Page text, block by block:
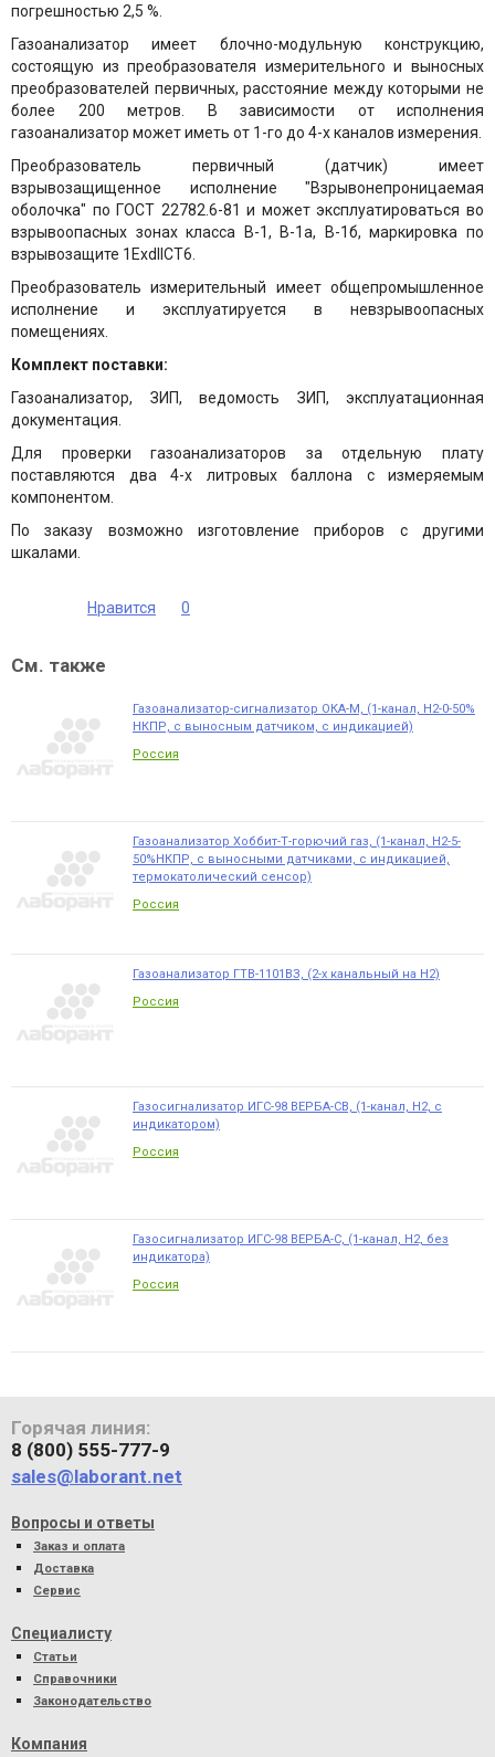
погрешностью 2,5 %.
Газоанализатор имеет блочно-модульную конструкцию,
состоящую из преобразователя измерительного и выносных
преобразователей первичных, расстояние между которыми не
более 200 метров. В зависимости от исполнения
газоанализатор может иметь от 1-го до 4-х каналов измерения.
Преобразователь первичный (датчик) имеет
взрывозащищенное исполнение "Взрывонепроницаемая
оболочка" по ГОСТ 22782.6-81 и может эксплуатироваться во
взрывоопасных зонах класса В-1, В-1а, В-1б, маркировка по
взрывозащите 1ExdIICT6.
Преобразователь измерительный имеет общепромышленное
исполнение и эксплуатируется в невзрывоопасных
помещениях.
Комплект поставки:
Газоанализатор, ЗИП, ведомость ЗИП, эксплуатационная
документация.
Для проверки газоанализаторов за отдельную плату
поставляются два 4-х литровых баллона с измеряемым
компонентом.
По заказу возможно изготовление приборов с другими
шкалами.
Нравится 0
См. также
Газоанализатор-сигнализатор ОКА-М, (1-канал, Н2-0-50%
НКПР, с выносным датчиком, с индикацией)
Россия
Газоанализатор Хоббит-Т-горючий газ, (1-канал, Н2-5-
50%НКПР, с выносными датчиками, с индикацией,
термокатолический сенсор)
Россия
Газоанализатор ГТВ-1101ВЗ, (2-х канальный на Н2)
Россия
Газосигнализатор ИГС-98 ВЕРБА-СВ, (1-канал, Н2, с
индикатором)
Россия
Газосигнализатор ИГС-98 ВЕРБА-С, (1-канал, Н2, без
индикатора)
Россия
Горячая линия:
8 (800) 555-777-9
sales@laborant.net
Вопросы и ответы
Заказ и оплата
Доставка
Сервис
Специалисту
Статьи
Справочники
Законодательство
Компания